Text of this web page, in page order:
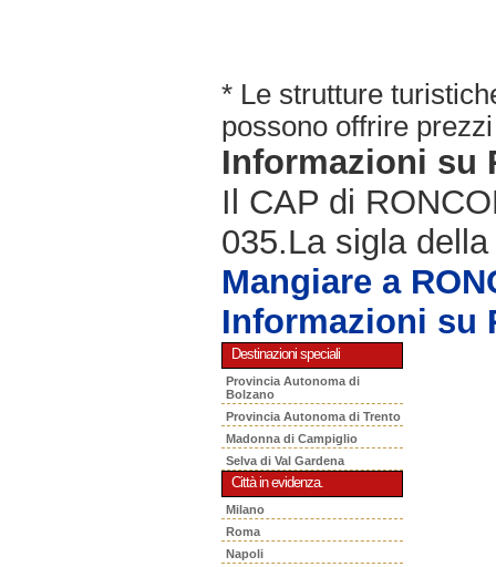
* Le strutture
possono offrire
Informazioni su
Il CAP di
035.La sigla
Mangiare a
Informazioni su
Destinazioni speciali
Provincia Autonoma di
Bolzano
Provincia Autonoma di Trento
Madonna di Campiglio
Selva di Val Gardena
Città in evidenza.
Milano
Roma
Napoli